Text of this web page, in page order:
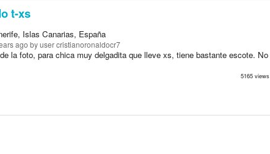
t-xs
Islas Canarias, España
ago by user cristianoronaldocr7
la foto, para chica muy delgadita que lleve xs, tiene bastante escote. No
5165 views